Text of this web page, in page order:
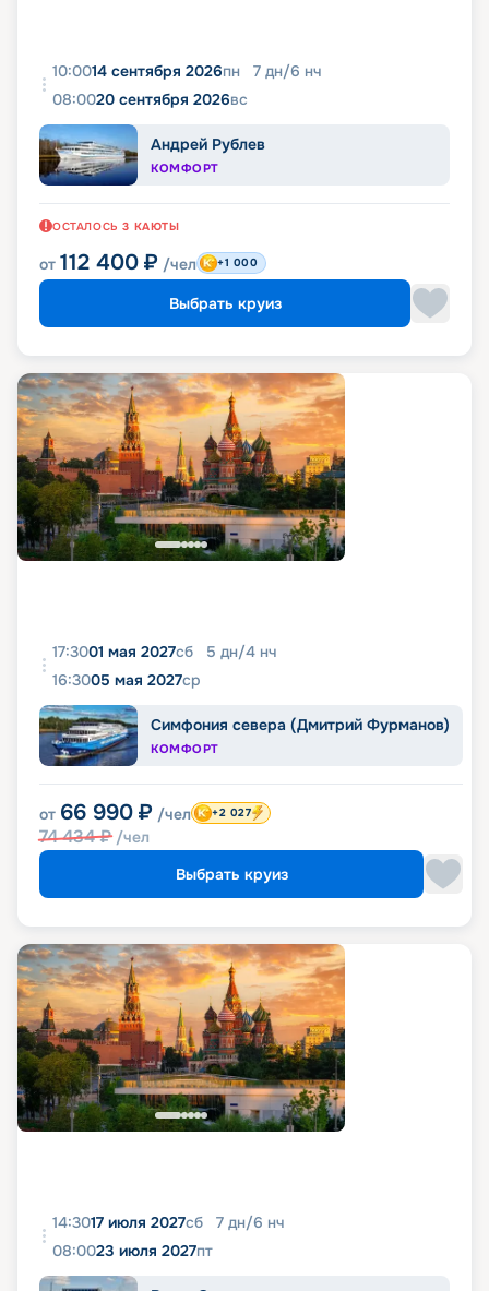
10:0014 сентября 2026пн 7 дн/6 нч
08:0020 сентября 2026вс
Андрей Рублев
КОМФОРТ
ОСТАЛОСЬ 3 КАЮТЫ
от 112 400 ₽ /чел +1 000
Выбрать круиз
17:3001 мая 2027сб 5 дн/4 нч
16:3005 мая 2027ср
Симфония севера (Дмитрий Фурманов)
КОМФОРТ
от 66 990 ₽ /чел
74 434₽ /чел
+2 027
Выбрать круиз
14:3017 июля 2027сб 7 дн/6 нч
08:0023 июля 2027пт